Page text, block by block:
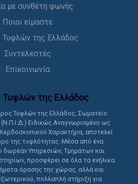
με συνθέτη φωνής
Ποιοι είμαστε
της Ελλάδος
Συντελεστές
Επικοινωνία
Τυφλών της Ελλάδoς
Τυφλών της Ελλάδος, Σωματείο
(Ν.Π.Ι.Δ.) Ειδικώς Αναγνωρισμένο ως
Χαρακτήρα, αποτελεί
της τυφλότητας. Μέσα από ένα
δωρεάν Υπηρεσιών, Τμημάτων και
προσφέρει σε όλα τα ενήλικα
όρασης της χώρας, αλλά και
πολλαπλή στήριξη για